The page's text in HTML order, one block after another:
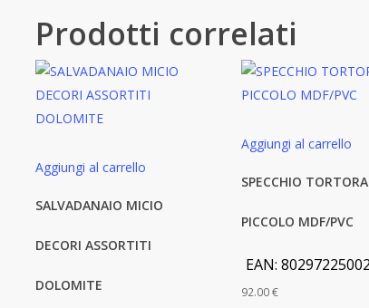
Prodotti correlati
Aggiungi al carrello
SALVADANAIO MICIO
DECORI ASSORTITI
DOLOMITE
Aggiungi al carrello
SPECCHIO TORTORA
PICCOLO MDF/PVC
EAN:
92.00€